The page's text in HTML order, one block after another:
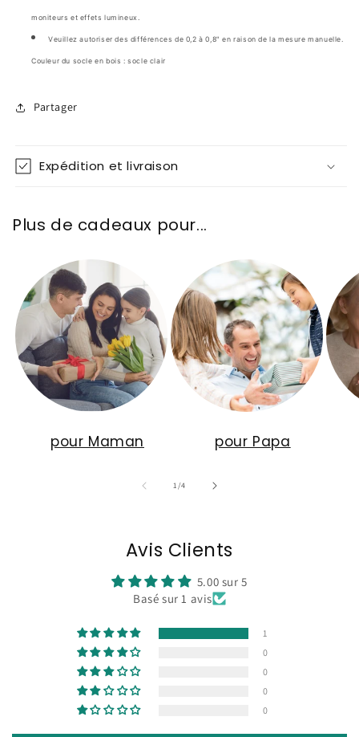
moniteurs et effets lumineux.
Veuillez autoriser des différences de 0,2 à 0,8" en raison de la mesure manuelle.
Couleur du socle en bois : socle clair
Partager
Expédition et livraison
Plus de cadeaux pour...
pour Maman pour Papa
1/de
4
Avis Clients
5.00 sur 5
Basé sur 1 avis
1
0
0
0
0